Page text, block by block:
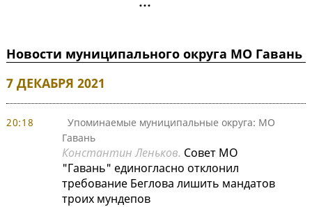
Новости муниципального округа МО Гавань
7 ДЕКАБРЯ 2021
20:18
Упоминаемые муниципальные округа: МО
Гавань
Константин Леньков. Совет МО
"Гавань" единогласно отклонил
требование Беглова лишить мандатов
троих мундепов